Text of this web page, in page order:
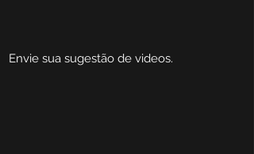
Envie sua sugestão de videos.